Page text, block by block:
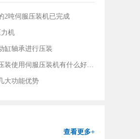
2吨伺服压装机已完成
机
缸轴承进行压装
汽车零部件精密压装使用伺服压装机有什么好处？
大功能优势
查看更多+